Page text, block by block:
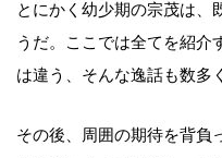
とにかく幼少期の宗茂は、
うだ。ここでは全てを紹介
は違う、そんな逸話も数多
その後、周囲の期待を背負